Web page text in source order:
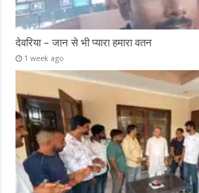
देवरिया – जान से भी प्यारा हमारा वतन
1 week ago